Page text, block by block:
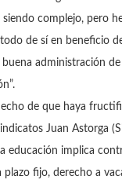
complejo, pero
de sí en beneficio
administración
de que haya
Juan Astorga
educación implica
fijo, derecho a